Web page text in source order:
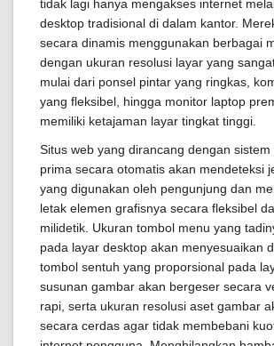
tidak lagi hanya mengakses internet
desktop tradisional di dalam kantor.
secara dinamis menggunakan berbagai
dengan ukuran resolusi layar yang
mulai dari ponsel pintar yang ringkas,
yang fleksibel, hingga monitor laptop
memiliki ketajaman layar tingkat tinggi.
Situs web yang dirancang dengan
prima secara otomatis akan mendeteksi
yang digunakan oleh pengunjung dan
letak elemen grafisnya secara fleksibel
milidetik. Ukuran tombol menu yang
pada layar desktop akan menyesuaikan
tombol sentuh yang proporsional pada
susunan gambar akan bergeser secara
rapi, serta ukuran resolusi aset gambar
secara cerdas agar tidak membebani